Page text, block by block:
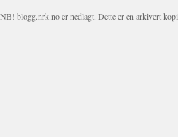
NB! blogg.nrk.no er nedlagt. Dette er en arkivert kopi